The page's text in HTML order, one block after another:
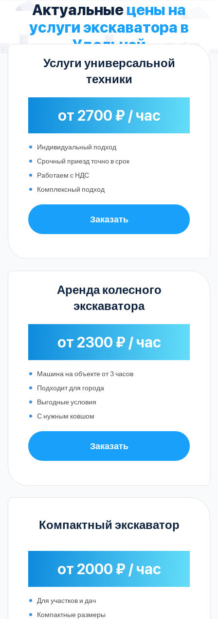
Актуальныецены на
услуги экскаватора в
Удельной
Услуги универсальной
техники
от 2700 ₽ / час
Индивидуальный подход
Срочный приезд точно в срок
Работаем с НДС
Комплексный подход
Заказать
Аренда колесного
экскаватора
от 2300 ₽ / час
Машина на объекте от 3 часов
Подходит для города
Выгодные условия
С нужным ковшом
Заказать
Компактный экскаватор
от 2000 ₽ / час
Для участков и дач
Компактные размеры